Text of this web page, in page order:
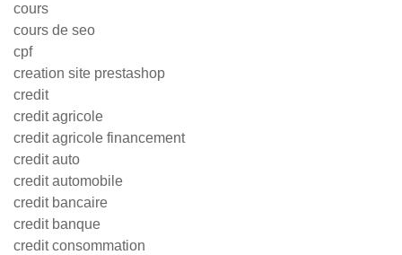
cours
cours de seo
cpf
creation site prestashop
credit
credit agricole
credit agricole financement
credit auto
credit automobile
credit bancaire
credit banque
credit consommation